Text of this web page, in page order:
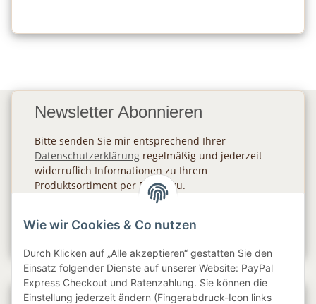
Newsletter Abonnieren
Bitte senden Sie mir entsprechend Ihrer
Datenschutzerklärung regelmäßig und jederzeit
widerruflich Informationen zu Ihrem
Produktsortiment per E-Mail zu.
Gesetzliche Informationen
Wie wir Cookies & Co nutzen
Durch Klicken auf „Alle akzeptieren“ gestatten Sie den
Einsatz folgender Dienste auf unserer Website: PayPal
Express Checkout und Ratenzahlung. Sie können die
Einstellung jederzeit ändern (Fingerabdruck-Icon links